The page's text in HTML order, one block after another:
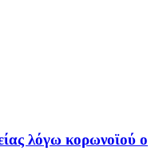
λόγω κορωνοϊού ο